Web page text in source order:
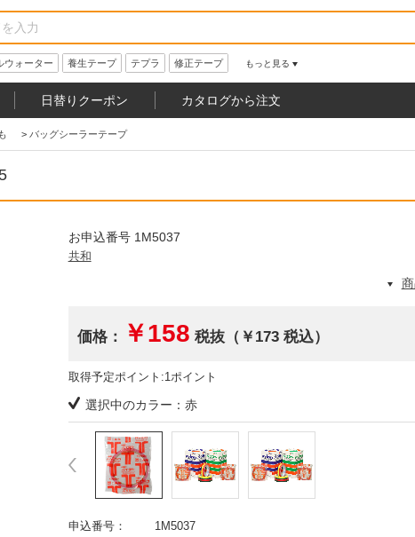
ウォーター 養生テープ テプラ 修正テープ もっと見る
日替りクーポン カタログから注文
> バッグシーラーテープ
お申込番号 1M5037
共和
価格： ￥158 税抜（￥173 税込）
取得予定ポイント:1ポイント
選択中のカラー：赤
申込番号：
1M5037